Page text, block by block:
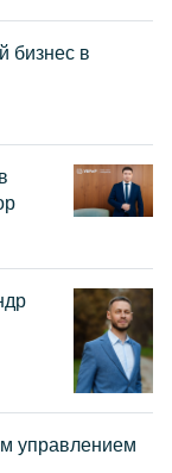
бизнес в
управлением